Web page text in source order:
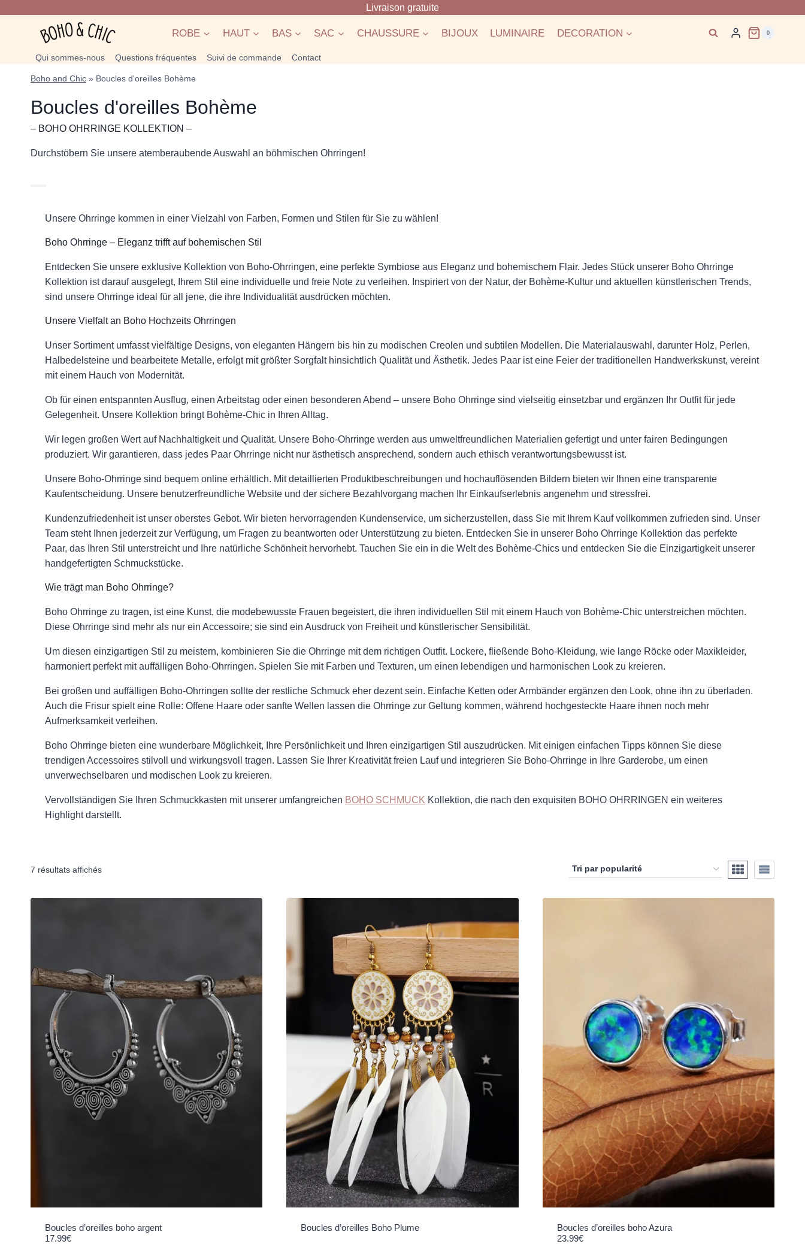
Livraison gratuite
ROBE HAUT BAS SAC CHAUSSURE BIJOUX LUMINAIRE DECORATION 0
Qui sommes-nous Questions fréquentes Suivi de commande Contact
Boho and Chic » Boucles d'oreilles Bohème
Boucles d'oreilles Bohème
– BOHO OHRRINGE KOLLEKTION –
Durchstöbern Sie unsere atemberaubende Auswahl an böhmischen Ohrringen!
Unsere Ohrringe kommen in einer Vielzahl von Farben, Formen und Stilen für Sie zu wählen!
Boho Ohrringe – Eleganz trifft auf bohemischen Stil
Entdecken Sie unsere exklusive Kollektion von Boho-Ohrringen, eine perfekte Symbiose aus Eleganz und bohemischem Flair. Jedes Stück unserer Boho Ohrringe
Kollektion ist darauf ausgelegt, Ihrem Stil eine individuelle und freie Note zu verleihen. Inspiriert von der Natur, der Bohème-Kultur und aktuellen künstlerischen Trends,
sind unsere Ohrringe ideal für all jene, die ihre Individualität ausdrücken möchten.
Unsere Vielfalt an Boho Hochzeits Ohrringen
Unser Sortiment umfasst vielfältige Designs, von eleganten Hängern bis hin zu modischen Creolen und subtilen Modellen. Die Materialauswahl, darunter Holz, Perlen,
Halbedelsteine und bearbeitete Metalle, erfolgt mit größter Sorgfalt hinsichtlich Qualität und Ästhetik. Jedes Paar ist eine Feier der traditionellen Handwerkskunst, vereint
mit einem Hauch von Modernität.
Ob für einen entspannten Ausflug, einen Arbeitstag oder einen besonderen Abend – unsere Boho Ohrringe sind vielseitig einsetzbar und ergänzen Ihr Outfit für jede
Gelegenheit. Unsere Kollektion bringt Bohème-Chic in Ihren Alltag.
Wir legen großen Wert auf Nachhaltigkeit und Qualität. Unsere Boho-Ohrringe werden aus umweltfreundlichen Materialien gefertigt und unter fairen Bedingungen
produziert. Wir garantieren, dass jedes Paar Ohrringe nicht nur ästhetisch ansprechend, sondern auch ethisch verantwortungsbewusst ist.
Unsere Boho-Ohrringe sind bequem online erhältlich. Mit detaillierten Produktbeschreibungen und hochauflösenden Bildern bieten wir Ihnen eine transparente
Kaufentscheidung. Unsere benutzerfreundliche Website und der sichere Bezahlvorgang machen Ihr Einkaufserlebnis angenehm und stressfrei.
Kundenzufriedenheit ist unser oberstes Gebot. Wir bieten hervorragenden Kundenservice, um sicherzustellen, dass Sie mit Ihrem Kauf vollkommen zufrieden sind. Unser
Team steht Ihnen jederzeit zur Verfügung, um Fragen zu beantworten oder Unterstützung zu bieten. Entdecken Sie in unserer Boho Ohrringe Kollektion das perfekte
Paar, das Ihren Stil unterstreicht und Ihre natürliche Schönheit hervorhebt. Tauchen Sie ein in die Welt des Bohème-Chics und entdecken Sie die Einzigartigkeit unserer
handgefertigten Schmuckstücke.
Wie trägt man Boho Ohrringe?
Boho Ohrringe zu tragen, ist eine Kunst, die modebewusste Frauen begeistert, die ihren individuellen Stil mit einem Hauch von Bohème-Chic unterstreichen möchten.
Diese Ohrringe sind mehr als nur ein Accessoire; sie sind ein Ausdruck von Freiheit und künstlerischer Sensibilität.
Um diesen einzigartigen Stil zu meistern, kombinieren Sie die Ohrringe mit dem richtigen Outfit. Lockere, fließende Boho-Kleidung, wie lange Röcke oder Maxikleider,
harmoniert perfekt mit auffälligen Boho-Ohrringen. Spielen Sie mit Farben und Texturen, um einen lebendigen und harmonischen Look zu kreieren.
Bei großen und auffälligen Boho-Ohrringen sollte der restliche Schmuck eher dezent sein. Einfache Ketten oder Armbänder ergänzen den Look, ohne ihn zu überladen.
Auch die Frisur spielt eine Rolle: Offene Haare oder sanfte Wellen lassen die Ohrringe zur Geltung kommen, während hochgesteckte Haare ihnen noch mehr
Aufmerksamkeit verleihen.
Boho Ohrringe bieten eine wunderbare Möglichkeit, Ihre Persönlichkeit und Ihren einzigartigen Stil auszudrücken. Mit einigen einfachen Tipps können Sie diese
trendigen Accessoires stilvoll und wirkungsvoll tragen. Lassen Sie Ihrer Kreativität freien Lauf und integrieren Sie Boho-Ohrringe in Ihre Garderobe, um einen
unverwechselbaren und modischen Look zu kreieren.
Vervollständigen Sie Ihren Schmuckkasten mit unserer umfangreichen BOHO SCHMUCK Kollektion, die nach den exquisiten BOHO OHRRINGEN ein weiteres
Highlight darstellt.
7 résultats affichésTrié
Boucles d’oreilles boho argent
17.99€
Boucles d’oreilles Boho Plume
Boucles d’oreilles boho Azura
23.99€